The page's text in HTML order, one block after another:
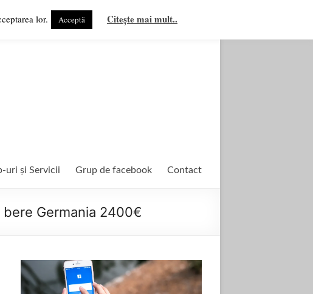
uri și Servicii Grup de facebook Contact
Germania 2400€
lor. Acceptă Citește mai mult..